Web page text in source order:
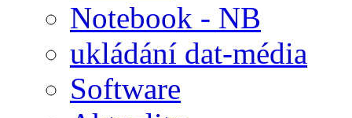
Notebook - NB
ukládání dat-média
Software